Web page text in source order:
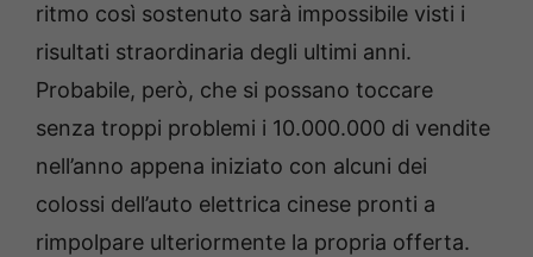
ritmo così sostenuto sarà impossibile visti i
risultati straordinaria degli ultimi anni.
Probabile, però, che si possano toccare
senza troppi problemi i 10.000.000 di vendite
nell’anno appena iniziato con alcuni dei
colossi dell’auto elettrica cinese pronti a
rimpolpare ulteriormente la propria offerta.